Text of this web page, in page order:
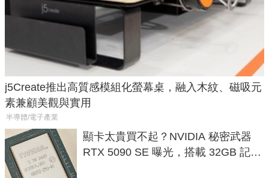
j5Create推出高質感模組化螢幕桌，融入木紋、磁吸元
素兼顧美觀與實用
半導體/電子產業
顯卡太貴買不起？NVIDIA 秘密武器
RTX 5090 SE 曝光，搭載 32GB 記憶